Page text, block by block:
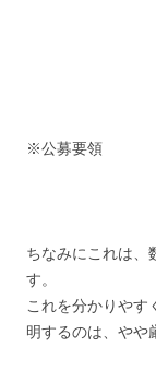
※公募要領
ちなみにこれは、
す。
これを分かりやす
明するのは、やや